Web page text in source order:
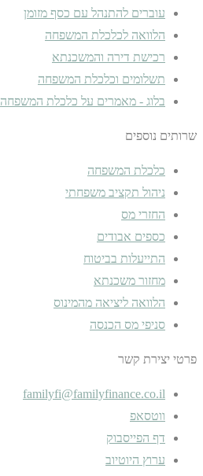
עוברים להתנהל עם כסף מזומן
הלוואה לכלכלת המשפחה
רכישת דירה והמשכנתא
תשלומים וכלכלת המשפחה
בלוג - מאמרים על כלכלת המשפחה
שרותים נוספים
כלכלת המשפחה
ניהול תקציב משפחתי
החזרי מס
כספים אבודים
התייעלות בביטוח
מחזור משכנתא
הלוואה ליציאה מהמינוס
סניפי מס הכנסה
פרטי יצירת קשר
familyfi@familyfinance.co.il
ווטסאפ
דף הפייסבוק
ערוץ היוטיוב